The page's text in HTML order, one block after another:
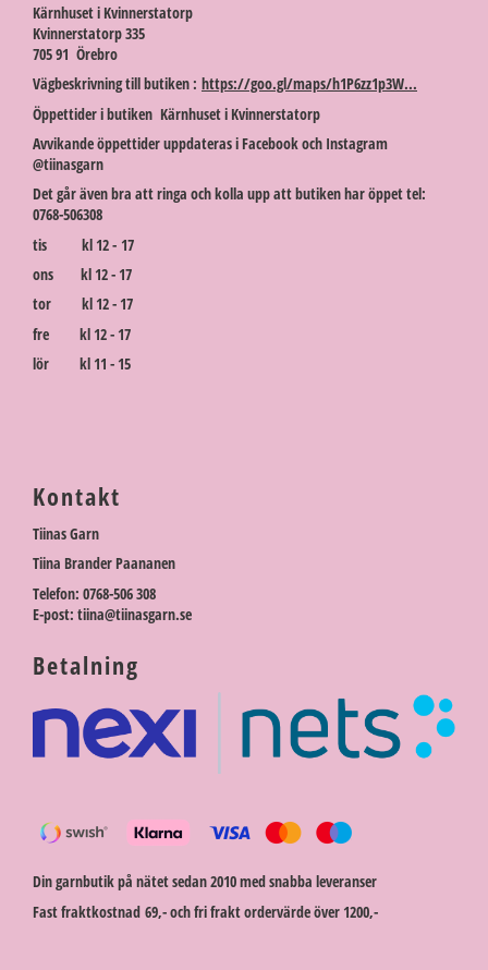
Kärnhuset i Kvinnerstatorp
Kvinnerstatorp 335
705 91 Örebro
Vägbeskrivning till butiken : https://goo.gl/maps/h1P6zz1p3W...
Öppettider i butiken Kärnhuset i Kvinnerstatorp
Avvikande öppettider uppdateras i Facebook och Instagram
@tiinasgarn
Det går även bra att ringa och kolla upp att butiken har öppet tel:
0768-506308
tis kl 12 - 17
ons kl 12 - 17
tor kl 12 - 17
fre kl 12 - 17
lör kl 11 - 15
Kontakt
Tiinas Garn
Tiina Brander Paananen
Telefon: 0768-506 308
E-post: tiina@tiinasgarn.se
Betalning
Din garnbutik på nätet sedan 2010 med snabba leveranser
Fast fraktkostnad 69,- och fri frakt ordervärde över 1200,-